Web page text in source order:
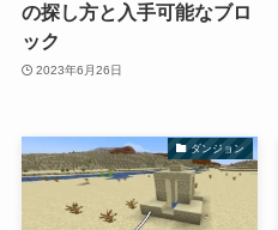
の探し方と入手可能なブロ
ック
2023年6月26日
ダンジョン